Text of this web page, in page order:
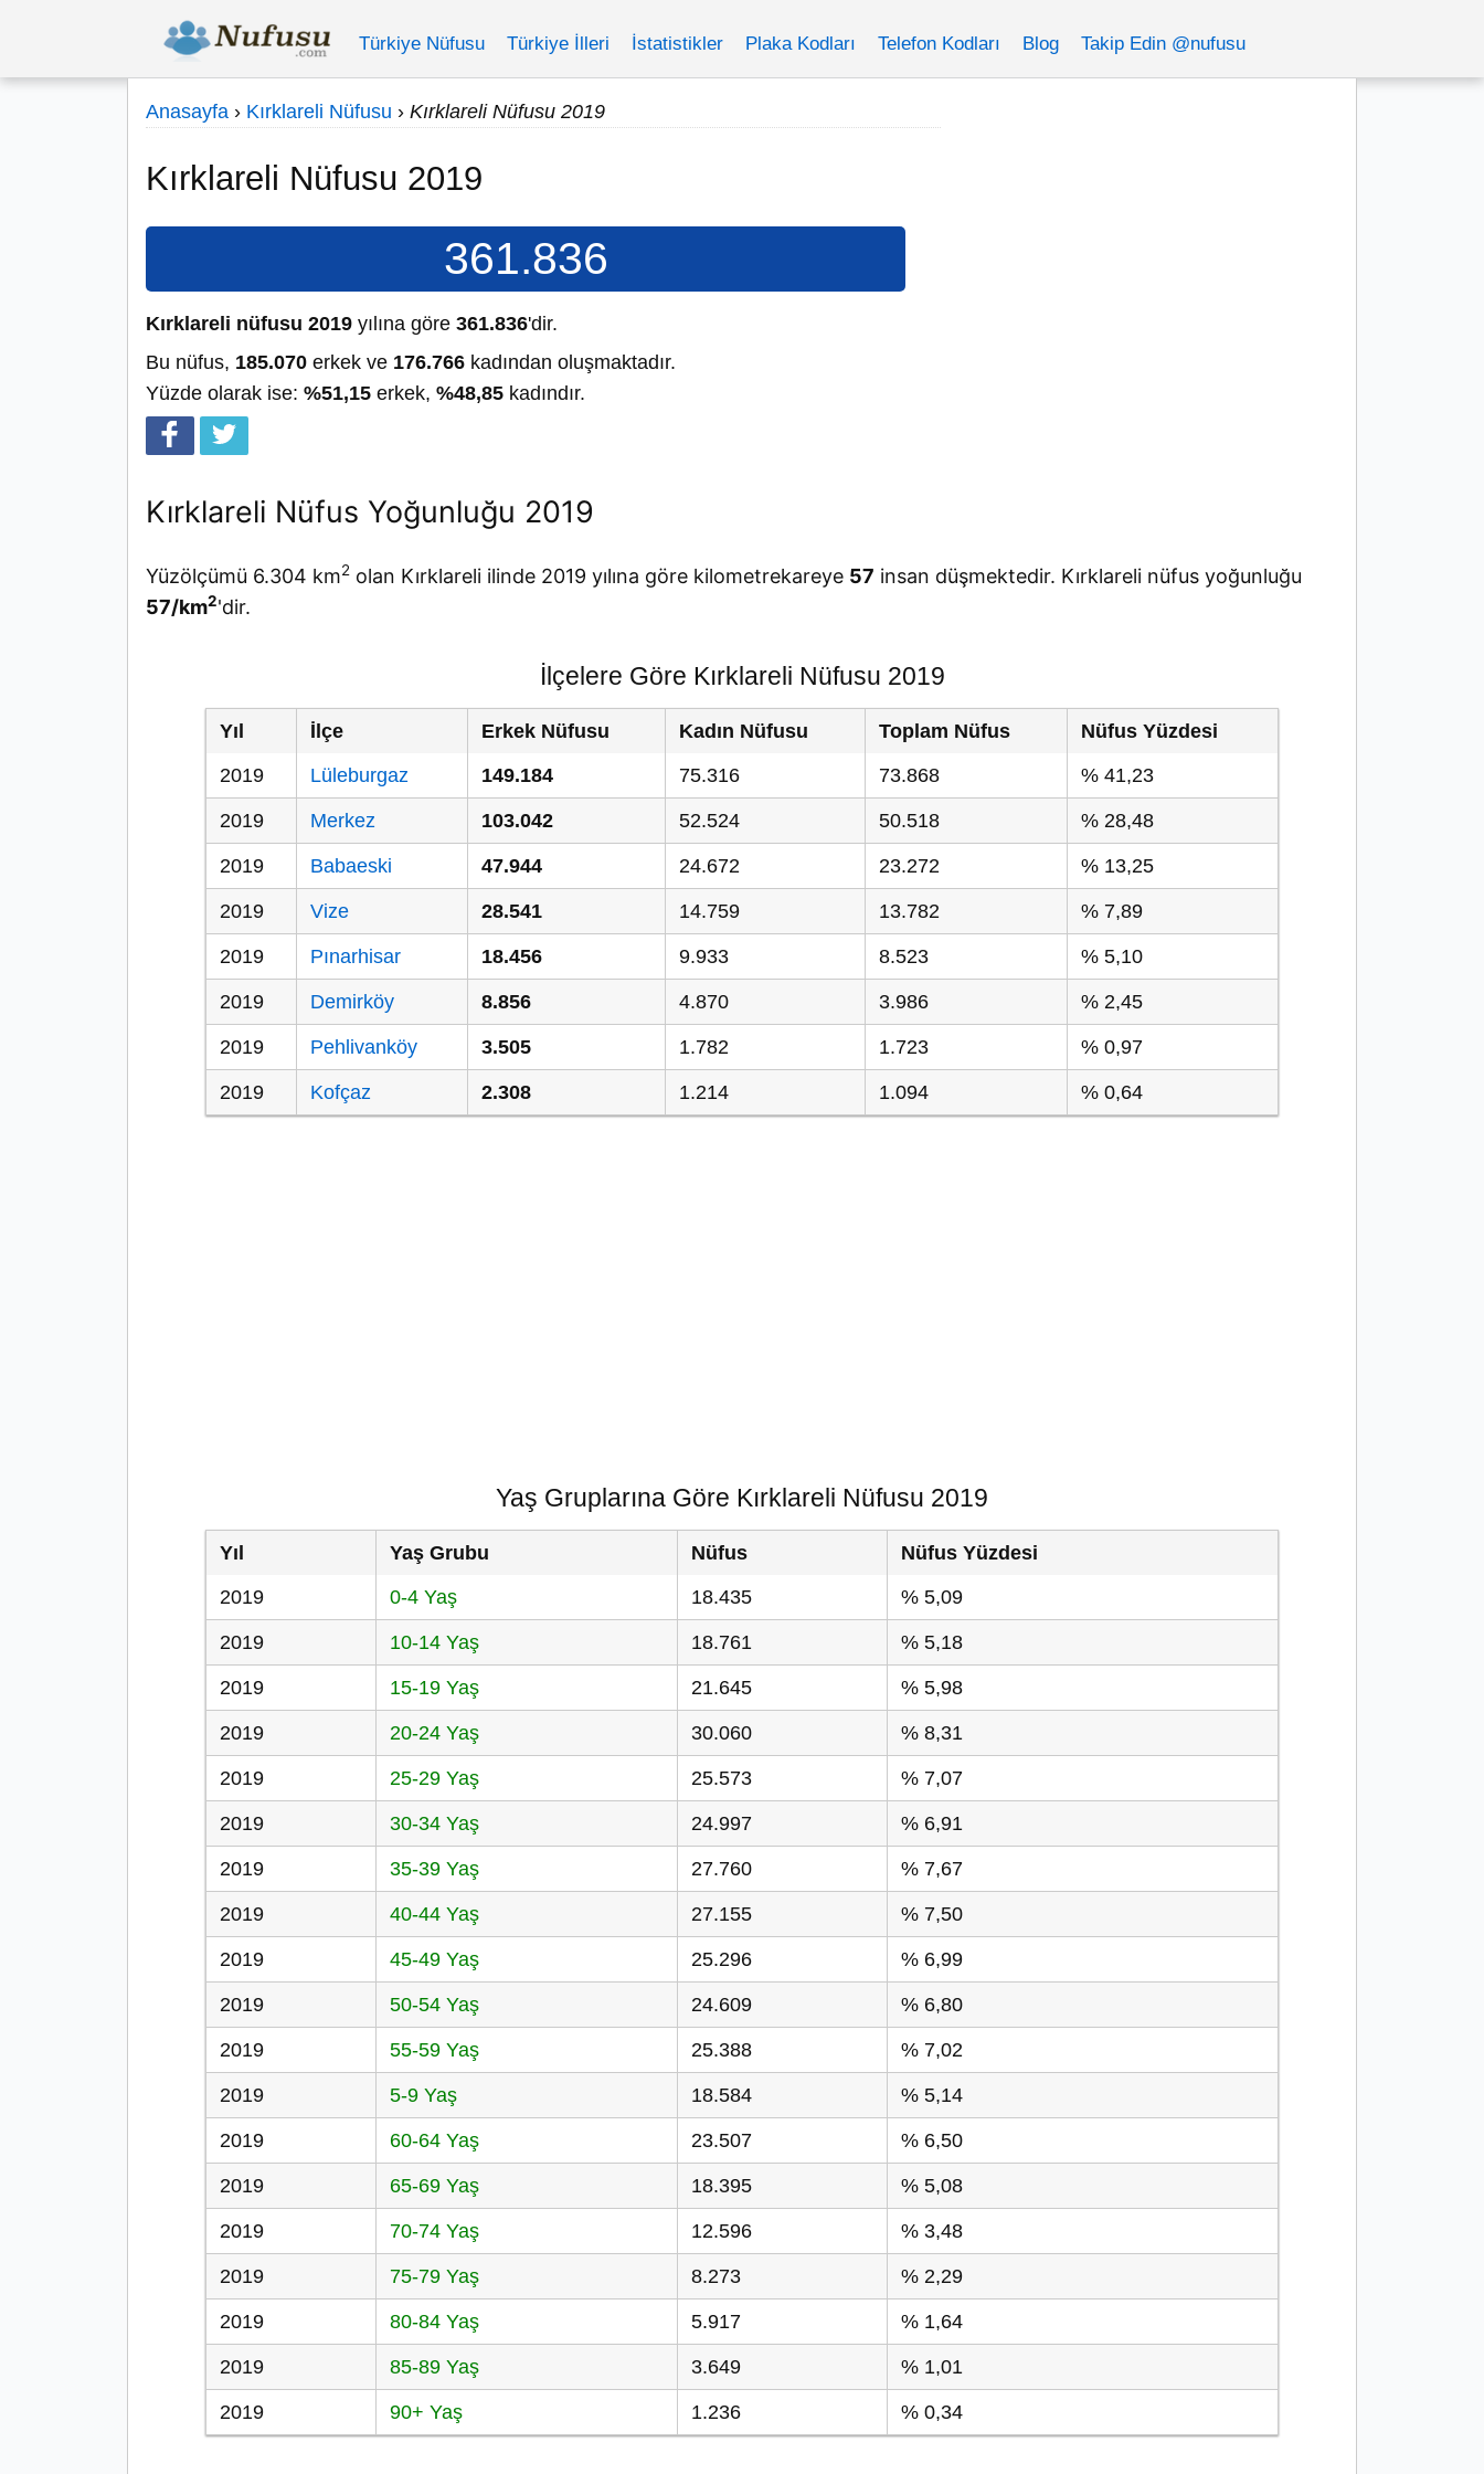
Türkiye Nüfusu Türkiye İlleri İstatistikler Plaka Kodları Telefon Kodları Blog Takip Edin @nufusu
Anasayfa › Kırklareli Nüfusu › Kırklareli Nüfusu 2019
Kırklareli Nüfusu 2019
361.836
Kırklareli nüfusu 2019 yılına göre 361.836'dir.
Bu nüfus, 185.070 erkek ve 176.766 kadından oluşmaktadır.
Yüzde olarak ise: %51,15 erkek, %48,85 kadındır.
Kırklareli Nüfus Yoğunluğu 2019
Yüzölçümü 6.304 km2 olan Kırklareli ilinde 2019 yılına göre kilometrekareye 57 insan düşmektedir. Kırklareli nüfus yoğunluğu
57/km2'dir.
İlçelere Göre Kırklareli Nüfusu 2019
Yıl İlçe Erkek Nüfusu Kadın Nüfusu Toplam Nüfus
Nüfus Yüzdesi
2019
Lüleburgaz 149.184 75.316 73.868 % 41,23
2019 Merkez 103.042 52.524 50.518 % 28,48
2019 Babaeski 47.944 24.672 23.272 % 13,25
2019 Vize 28.541 14.759 13.782 % 7,89
2019 Pınarhisar 18.456 9.933 8.523 % 5,10
2019 Demirköy 8.856 4.870 3.986 % 2,45
2019 Pehlivanköy 3.505 1.782 1.723 % 0,97
2019 Kofçaz 2.308 1.214 1.094 % 0,64
Yaş Gruplarına Göre Kırklareli Nüfusu 2019
Yıl Yaş Grubu Nüfus
Nüfus Yüzdesi
2019
0-4 Yaş 18.435 % 5,09
2019 10-14 Yaş 18.761 % 5,18
2019 15-19 Yaş 21.645 % 5,98
2019 20-24 Yaş 30.060 % 8,31
2019 25-29 Yaş 25.573 % 7,07
2019 30-34 Yaş 24.997 % 6,91
2019 35-39 Yaş 27.760 % 7,67
2019 40-44 Yaş 27.155 % 7,50
2019 45-49 Yaş 25.296 % 6,99
2019 50-54 Yaş 24.609 % 6,80
2019 55-59 Yaş 25.388 % 7,02
2019 5-9 Yaş 18.584 % 5,14
2019 60-64 Yaş 23.507 % 6,50
2019 65-69 Yaş 18.395 % 5,08
2019 70-74 Yaş 12.596 % 3,48
2019 75-79 Yaş 8.273 % 2,29
2019 80-84 Yaş 5.917 % 1,64
2019 85-89 Yaş 3.649 % 1,01
2019 90+ Yaş 1.236 % 0,34